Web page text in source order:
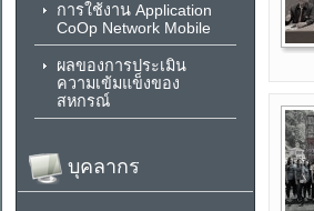
การใช้งาน Application
CoOp Network Mobile
ผลของการประเมิน
ความเข้มแข็งของ
สหกรณ์
บุคลากร